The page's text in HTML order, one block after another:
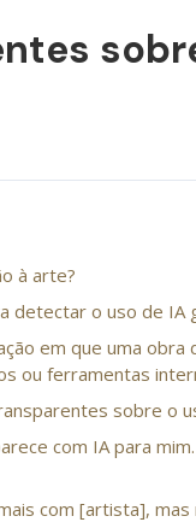
à arte?
detectar o uso de IA
em que uma
ou ferramentas
sobre o
com IA para
com [artista],